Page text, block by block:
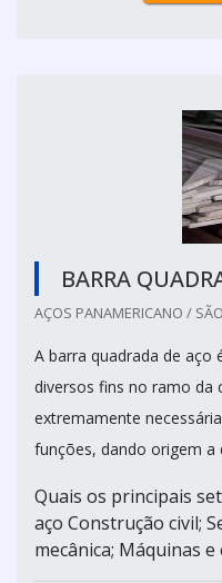
BARRA
AÇOS PANAMERICANO /
A barra quadrada de aço
diversos fins no ramo da
extremamente
funções, dando origem a
Quais os principais
aço Construção civil;
mecânica; Máquinas